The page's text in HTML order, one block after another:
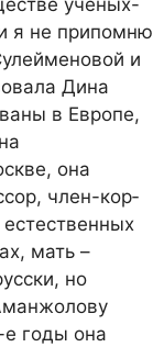
учёных-
я не припомню
и
Дина
в Европе,
она
член-кор­
мать –
но
е годы она